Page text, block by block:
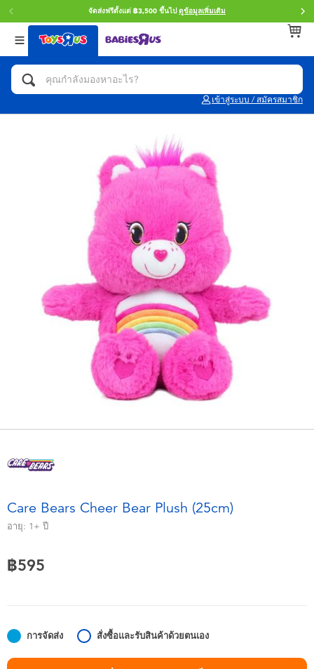
จัดส่งฟรีตั้งแต่ ฿3,500 ขึ้นไป ดูข้อมูลเพิ่มเติม
เข้าสู่ระบบ / สมัครสมาชิก
กลับ
หมวดหมู่
แอคชั่นฟิกเกอร์ และการสวมบทบาทเป็นฮีโร่
ตัวต่อและ LEGO
รถของเล่น, รถบรรทุกของเล่น, รถไฟของเล่น
และรีโมทบังคับ
กิจกรรมและงานคราฟท์
ตุ๊กตาและของสะสม
อุปกรณ์อิเล็คทรอนิกส์
เกมและพัซเซิล
ของเล่นเพื่อการเรียนรู้
อุปกรณ์แต่งตัวและการสวมบทบาท
ของเล่นสำหรับเด็กทารกและวัยหัดเดิน
กลับ
แบรนด์
Toy Story ทอย สตอรี่
LEGOเลโก้
Blokees บล็อคคีส์
Zuru ซูรู
X-Shot
Barbie บาร์บี้
Hot Wheels ฮ็อตวีลส์
กลับ
Age
0~2 ปี
12~14 ปี
14+ ปี
Care Bears Cheer Bear Plush (25cm)
อายุ: 1+ ปี
฿595
การจัดส่ง สั่งซื้อและรับสินค้าด้วยตนเอง